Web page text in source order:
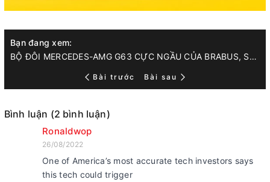
Bạn đang xem:
BỘ ĐÔI MERCEDES-AMG G63 CỰC NGẦU CỦA BRABUS, SẢN XUẤT ĐÚNG 20 CHIẾC
Bài trước Bài sau
Bình luận (2 bình luận)
Ronaldwop
26/08/2022
One of America’s most accurate tech investors says
this tech could trigger